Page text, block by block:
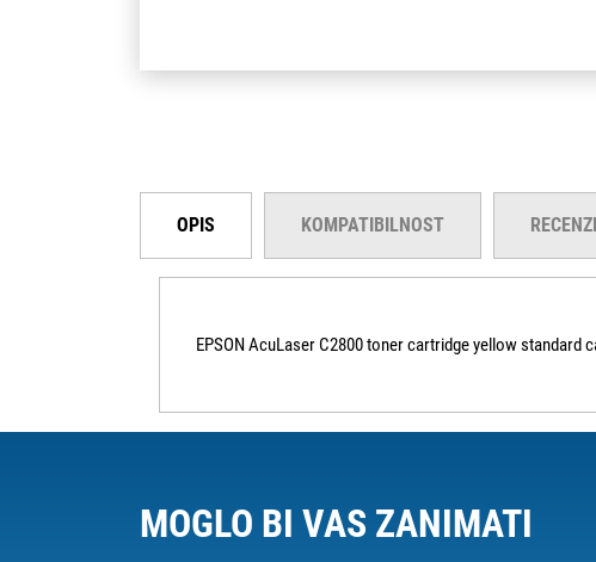
OPIS KOMPATIBILNOST
EPSON AcuLaser C2800 toner cartridge yellow standard
MOGLO BI VAS ZANIMATI